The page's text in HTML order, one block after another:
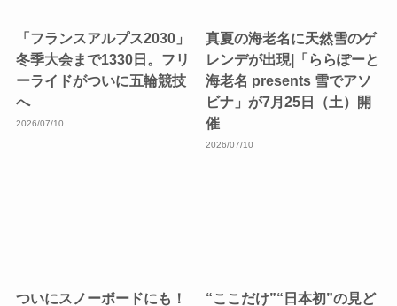
「フランスアルプス2030」
冬季大会まで1330日。フリ
ーライドがついに五輪競技
へ
2026/07/10
真夏の海老名に天然雪のゲ
レンデが出現|「ららぽーと
海老名 presents 雪でアソ
ビナ」が7月25日（土）開
催
2026/07/10
ついにスノーボードにも！
“ここだけ”“日本初”の見ど